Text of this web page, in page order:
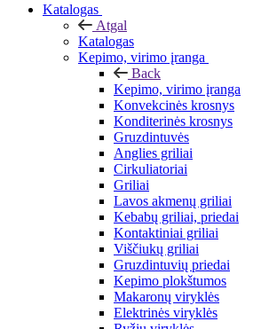
Katalogas
Atgal
Katalogas
Kepimo, virimo įranga
Back
Kepimo, virimo įranga
Konvekcinės krosnys
Konditerinės krosnys
Gruzdintuvės
Anglies griliai
Cirkuliatoriai
Griliai
Lavos akmenų griliai
Kebabų griliai, priedai
Kontaktiniai griliai
Viščiukų griliai
Gruzdintuvių priedai
Kepimo plokštumos
Makaronų viryklės
Elektrinės viryklės